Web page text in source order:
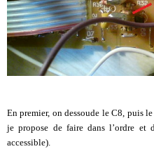
En premier, on dessoude le C8, puis
je propose de faire dans l’ordre et
accessible).